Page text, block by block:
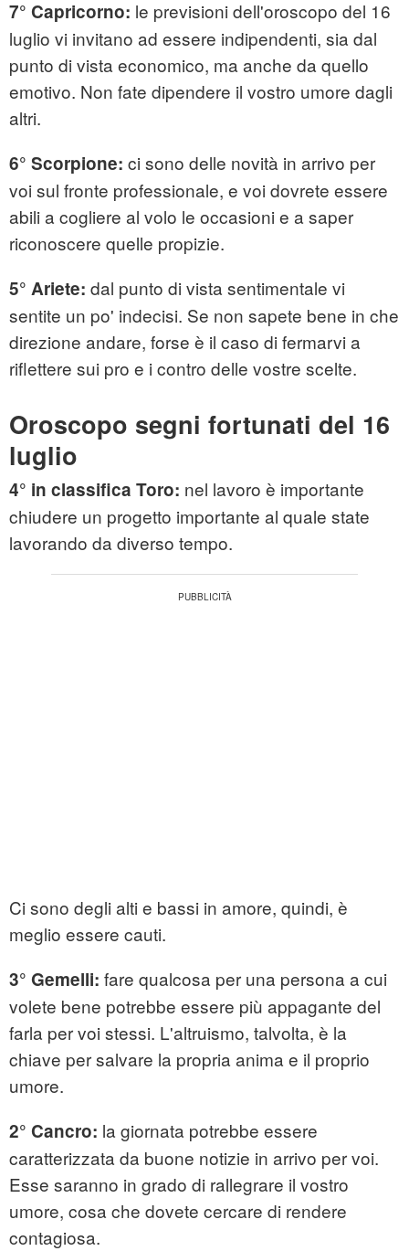
7° Capricorno: le previsioni dell'oroscopo del 16
luglio vi invitano ad essere indipendenti, sia dal
punto di vista economico, ma anche da quello
emotivo. Non fate dipendere il vostro umore dagli
altri.
6° Scorpione: ci sono delle novità in arrivo per
voi sul fronte professionale, e voi dovrete essere
abili a cogliere al volo le occasioni e a saper
riconoscere quelle propizie.
5° Ariete: dal punto di vista sentimentale vi
sentite un po' indecisi. Se non sapete bene in che
direzione andare, forse è il caso di fermarvi a
riflettere sui pro e i contro delle vostre scelte.
Oroscopo segni fortunati del 16
luglio
4° in classifica Toro: nel lavoro è importante
chiudere un progetto importante al quale state
lavorando da diverso tempo.
Ci sono degli alti e bassi in amore, quindi, è
meglio essere cauti.
3° Gemelli: fare qualcosa per una persona a cui
volete bene potrebbe essere più appagante del
farla per voi stessi. L'altruismo, talvolta, è la
chiave per salvare la propria anima e il proprio
umore.
2° Cancro: la giornata potrebbe essere
caratterizzata da buone notizie in arrivo per voi.
Esse saranno in grado di rallegrare il vostro
umore, cosa che dovete cercare di rendere
contagiosa.